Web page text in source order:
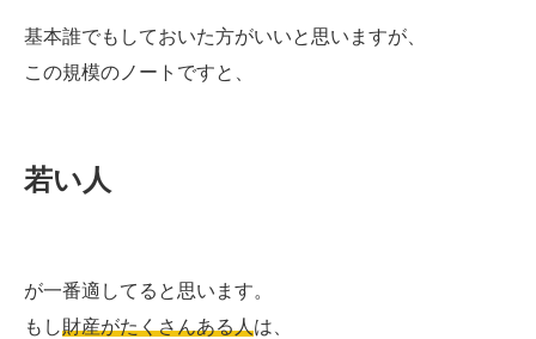
基本誰でもしておいた方がいいと思いますが、
この規模のノートですと、
若い人
が一番適してると思います。
もし財産がたくさんある人は、